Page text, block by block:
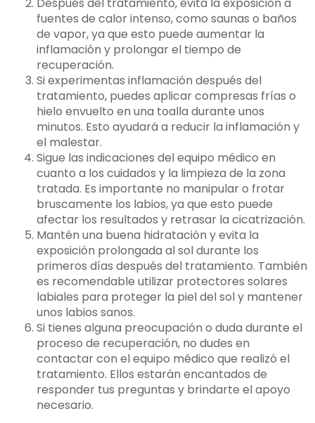
Después del tratamiento, evita la exposición a
fuentes de calor intenso, como saunas o baños
de vapor, ya que esto puede aumentar la
inflamación y prolongar el tiempo de
recuperación.
Si experimentas inflamación después del
tratamiento, puedes aplicar compresas frías o
hielo envuelto en una toalla durante unos
minutos. Esto ayudará a reducir la inflamación y
el malestar.
Sigue las indicaciones del equipo médico en
cuanto a los cuidados y la limpieza de la zona
tratada. Es importante no manipular o frotar
bruscamente los labios, ya que esto puede
afectar los resultados y retrasar la cicatrización.
Mantén una buena hidratación y evita la
exposición prolongada al sol durante los
primeros días después del tratamiento. También
es recomendable utilizar protectores solares
labiales para proteger la piel del sol y mantener
unos labios sanos.
Si tienes alguna preocupación o duda durante el
proceso de recuperación, no dudes en
contactar con el equipo médico que realizó el
tratamiento. Ellos estarán encantados de
responder tus preguntas y brindarte el apoyo
necesario.